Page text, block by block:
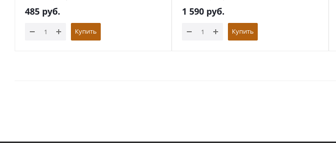
485 руб.
Купить
1 590 руб.
Купить